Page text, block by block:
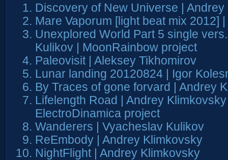
Discovery of New Universe |
Mare Vaporum [light beat mix 2012]
Unexplored World Part 5 single
Kulikov | MoonRainbow project
Paleovisit | Aleksey Tikhomirov
Lunar landing 20120824 | Igor
By Traces of gone forvard | Andrey
Lifelength Road | Andrey
ElectroDinamica project
Wanderers | Vyacheslav Kulikov
ReEmbody | Andrey Klimkovsky
NightFlight | Andrey Klimkovsky